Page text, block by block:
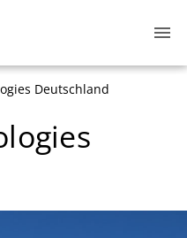
menu
Deutschland